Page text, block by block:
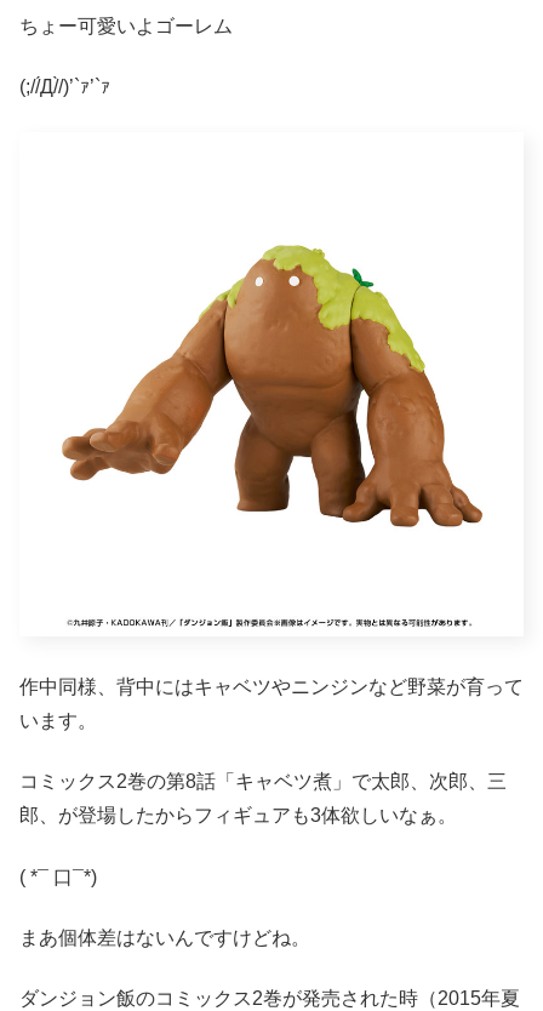
ちょー可愛いよゴーレム
(;//́Д/̀/)’`ｧ’`ｧ
作中同様、背中にはキャベツやニンジンなど野菜が育って
います。
コミックス2巻の第8話「キャベツ煮」で太郎、次郎、三
郎、が登場したからフィギュアも3体欲しいなぁ。
( *¯ 口¯*)
まあ個体差はないんですけどね。
ダンジョン飯のコミックス2巻が発売された時（2015年夏